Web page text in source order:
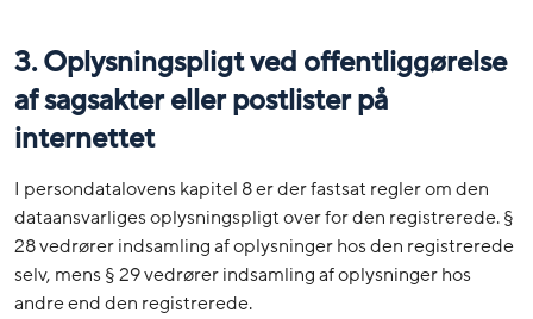
3. Oplysningspligt ved offentliggørelse
af sagsakter eller postlister på
internettet
I persondatalovens kapitel 8 er der fastsat regler om den
dataansvarliges oplysningspligt over for den registrerede. §
28 vedrører indsamling af oplysninger hos den registrerede
selv, mens § 29 vedrører indsamling af oplysninger hos
andre end den registrerede.